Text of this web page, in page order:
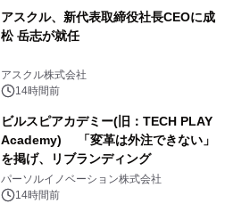
アスクル、新代表取締役社長CEOに成
松 岳志が就任
アスクル株式会社
14時間前
ビルスピアカデミー(旧：TECH PLAY
Academy) 「変革は外注できない」
を掲げ、リブランディング
パーソルイノベーション株式会社
14時間前